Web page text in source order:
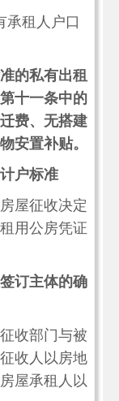
承租人户口
的私有出租
十一条中的
费、无搭建
安置补贴。
户标准
屋征收决定
用公房凭证
订主体的确
收部门与被
收人以房地
屋承租人以